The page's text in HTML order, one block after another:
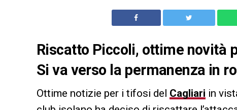
Riscatto Piccoli, ottime novità
Si va verso la permanenza in
Ottime notizie per i tifosi del Cagliari in